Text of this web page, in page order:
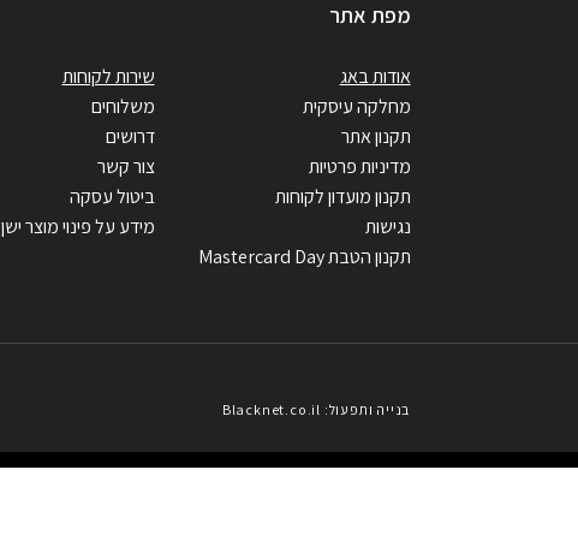
מפת אתר
אודות באג
מחלקה עיסקית
תקנון אתר
מדיניות פרטיות
תקנון מועדון לקוחות
נגישות
תקנון הטבת Mastercard Day
שירות לקוחות
משלוחים
דרושים
צור קשר
ביטול עסקה
מידע על פינוי מוצר ישן
בנייה ותפעול: Blacknet.co.il